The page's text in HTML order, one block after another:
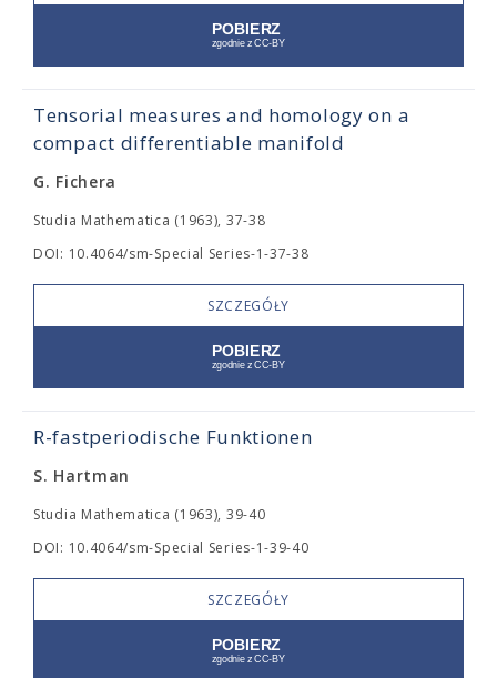
Tensorial measures and homology on a
compact differentiable manifold
G. Fichera
Studia Mathematica (1963), 37-38
DOI: 10.4064/sm-Special Series-1-37-38
SZCZEGÓŁY
R-fastperiodische Funktionen
S. Hartman
Studia Mathematica (1963), 39-40
DOI: 10.4064/sm-Special Series-1-39-40
SZCZEGÓŁY